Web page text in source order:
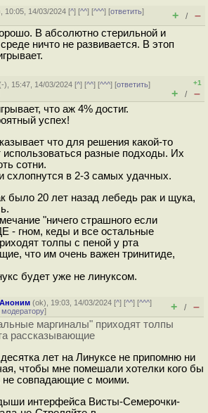
10:05, 14/03/2024 [^] [^^] [^^^] [ответить]
+ / –
В абсолютно стерильной и
ничто не развивается. В этоп
), 15:47, 14/03/2024 [^] [^^] [^^^] [ответить]
+1
+ / –
что аж 4% достиг.
успех!
что для решения какой-то
использоваться разные подходы. Их
сотни.
схлопнутся в 2-3 самых удачных.
было 20 лет назад лебедь рак и щука,
"ничего страшного если
- гном, кеды и все остальные
толпы с пеной у рта
что им очень важен тринитиде,
будет уже не линуксом.
(ok), 19:03, 14/03/2024 [^] [^^] [^^^]
модератору] + / –
маргиналы" приходят толпы
рассказывающие
лет на Линуксе не припомню ни
чтобы мне помешали хотелки кого бы
не совпадающие с моими.
интерфейса Висты-Семерочки-